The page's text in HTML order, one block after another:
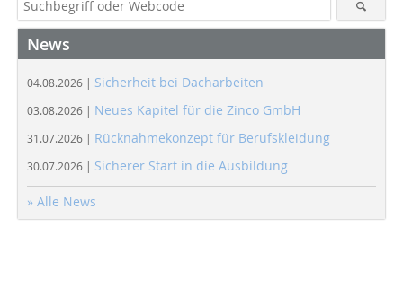
News
04.08.2026 | Sicherheit bei Dacharbeiten
03.08.2026 | Neues Kapitel für die Zinco GmbH
31.07.2026 | Rücknahmekonzept für Berufskleidung
30.07.2026 | Sicherer Start in die Ausbildung
» Alle News